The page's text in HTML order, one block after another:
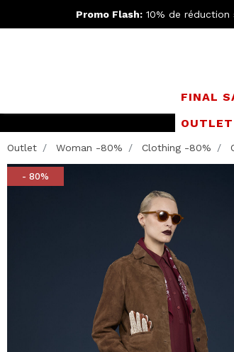
Promo Flash: 10% de
FINAL
OUTLET
Outlet Woman -80% Clothing -80%
- 80%